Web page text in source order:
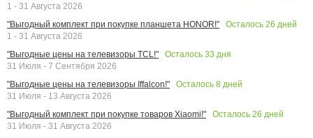
1 - 31 Августа 2026
"Выгодный комплект при покупке планшета HONOR!"
Осталось 26 дней
1 - 31 Августа 2026
"Выгодные цены на телевизоры TCL!"
Осталось 33 дня
31 Июля - 7 Сентября 2026
"Выгодные цены на телевизоры Iffalcon!"
Осталось 8 дней
31 Июля - 13 Августа 2026
"Выгодный комплект при покупке товаров Xiaomi!"
Осталось 26 дней
31 Июля - 31 Августа 2026